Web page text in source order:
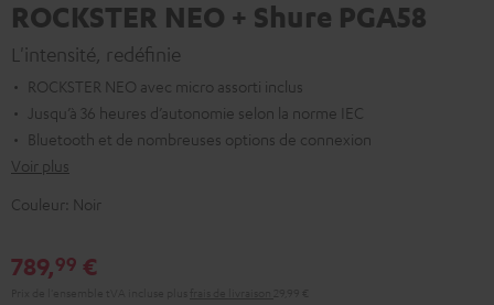
ROCKSTER NEO + Shure PGA58
L'intensité, redéfinie
ROCKSTER NEO avec micro assorti inclus
Jusqu’à 36 heures d’autonomie selon la norme IEC
Bluetooth et de nombreuses options de connexion
Voir plus
Couleur: Noir
789,99 €